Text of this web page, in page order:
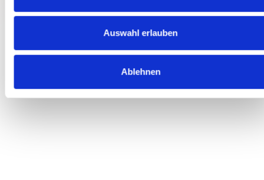
Auswahl erlauben
Ablehnen